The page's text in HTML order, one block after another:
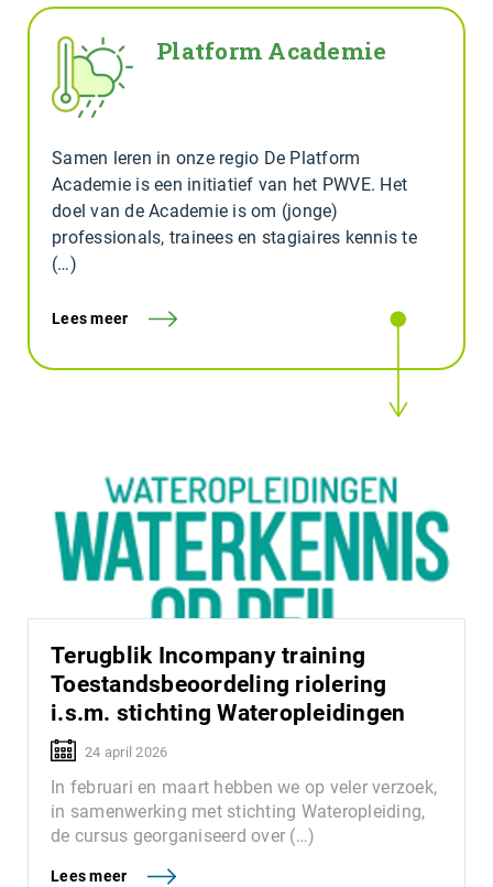
Platform Academie
Samen leren in onze regio De Platform
Academie is een initiatief van het PWVE. Het
doel van de Academie is om (jonge)
professionals, trainees en stagiaires kennis te
(…)
Lees meer
Terugblik Incompany training
Toestandsbeoordeling riolering
i.s.m. stichting Wateropleidingen
24 april 2026
In februari en maart hebben we op veler verzoek,
in samenwerking met stichting Wateropleiding,
de cursus georganiseerd over (…)
Lees meer